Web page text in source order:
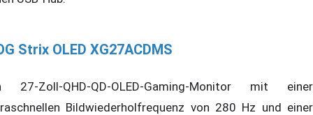
Strix OLED XG27ACDMS
27-Zoll-QHD-QD-OLED-Gaming-Monitor mit einer
Bildwiederholfrequenz von 280 Hz und einer